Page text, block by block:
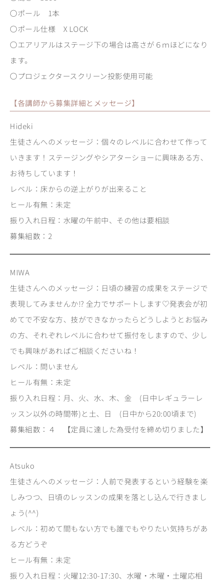
〇ポール 1本
〇ポール仕様 X LOCK
〇エアリアルはステージ下の場合は高さが６ｍほどになり
ます。
〇プロジェクタースクリーン投影使用可能
【各講師から募集詳細とメッセージ】
Hideki
生徒さんへのメッセージ：個々のレベルに合わせて作って
いきます！ステージングやシアターショーに興味ある方、
お待ちしています！
レベル：床からの逆上がりが出来ること
ヒール有無：未定
振り入れ日程：水曜の午前中、その他は要相談
募集組数：2
MIWA
生徒さんへのメッセージ：日頃の練習の成果をステージで
表現してみませんか⁉︎ 全力でサポートします♡発表会が初
めてで不安な方、技ができなかったらどうしようとお悩み
の方、それぞれレベルに合わせて振付をしますので、少し
でも興味があればご相談くださいね！
レベル：問いません
ヒール有無：未定
振り入れ日程：月、火、水、木、金 (日中レギュラーレ
ッスン以外の時間帯)と土、日 (日中から20:00頃まで)
募集組数：４ 【定員に達した為受付を締め切りました】
Atsuko
生徒さんへのメッセージ：人前で発表するという経験を楽
しみつつ、日頃のレッスンの成果を落とし込んで行きまし
ょう(^^)
レベル：初めて間もない方でも誰でもやりたい気持ちがあ
る方どうぞ
ヒール有無：未定
振り入れ日程：火曜12:30-17:30、水曜・木曜・土曜応相